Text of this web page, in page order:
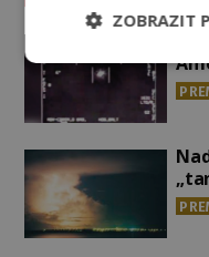
ZOBRAZIT